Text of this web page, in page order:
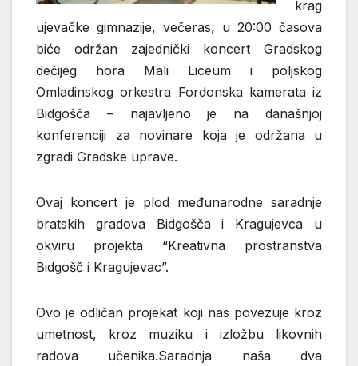
krag
ujevačke gimnazije, večeras, u 20:00 časova
biće održan zajednički koncert Gradskog
dečijeg hora Mali Liceum i poljskog
Omladinskog orkestra Fordonska kamerata iz
Bidgošča – najavljeno je na današnjoj
konferenciji za novinare koja je održana u
zgradi Gradske uprave.
Ovaj koncert je plod međunarodne saradnje
bratskih gradova Bidgošča i Kragujevca u
okviru projekta “Kreativna prostranstva
Bidgošč i Kragujevac”.
Ovo je odličan projekat koji nas povezuje kroz
umetnost, kroz muziku i izložbu likovnih
radova učenika.Saradnja naša dva